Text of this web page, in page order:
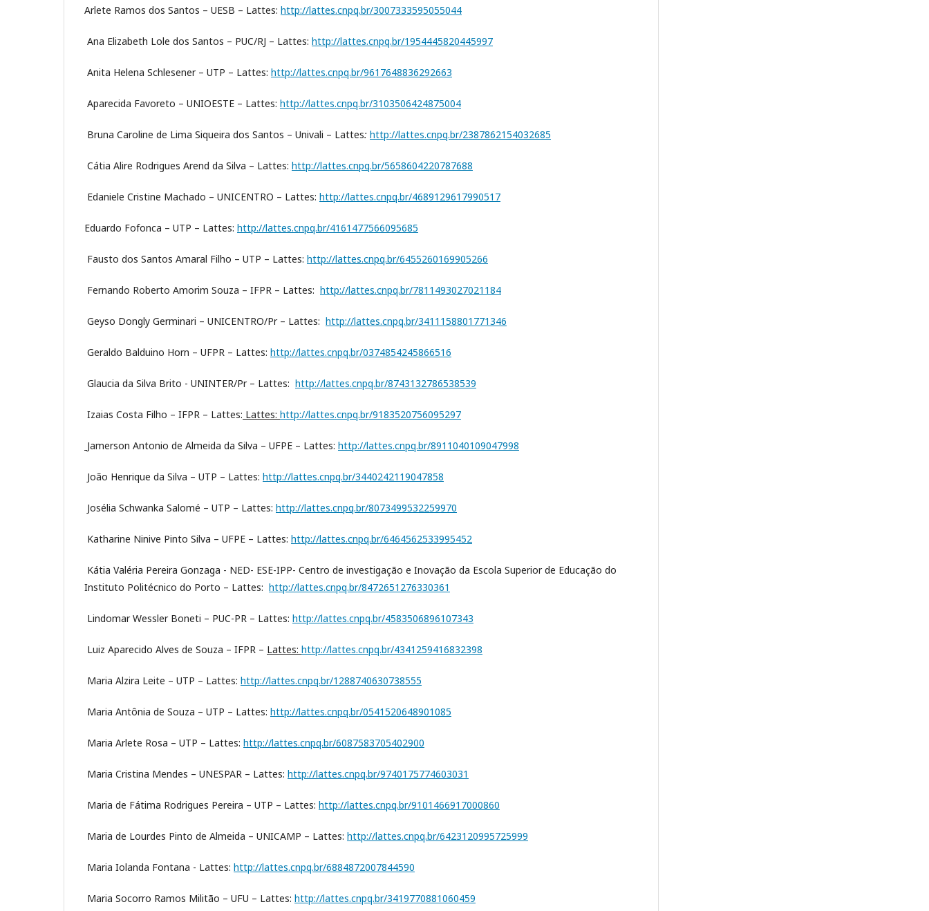
Arlete Ramos dos Santos – UESB – Lattes: http://lattes.cnpq.br/3007333595055044
Ana Elizabeth Lole dos Santos – PUC/RJ – Lattes: http://lattes.cnpq.br/1954445820445997
Anita Helena Schlesener – UTP – Lattes: http://lattes.cnpq.br/9617648836292663
Aparecida Favoreto – UNIOESTE – Lattes: http://lattes.cnpq.br/3103506424875004
Bruna Caroline de Lima Siqueira dos Santos – Univali – Lattes: http://lattes.cnpq.br/2387862154032685
Cátia Alire Rodrigues Arend da Silva – Lattes: http://lattes.cnpq.br/5658604220787688
Edaniele Cristine Machado – UNICENTRO – Lattes: http://lattes.cnpq.br/4689129617990517
Eduardo Fofonca – UTP – Lattes: http://lattes.cnpq.br/4161477566095685
Fausto dos Santos Amaral Filho – UTP – Lattes: http://lattes.cnpq.br/6455260169905266
Fernando Roberto Amorim Souza – IFPR – Lattes: http://lattes.cnpq.br/7811493027021184
Geyso Dongly Germinari – UNICENTRO/Pr – Lattes: http://lattes.cnpq.br/3411158801771346
Geraldo Balduino Horn – UFPR – Lattes: http://lattes.cnpq.br/0374854245866516
Glaucia da Silva Brito - UNINTER/Pr – Lattes: http://lattes.cnpq.br/8743132786538539
Izaias Costa Filho – IFPR – Lattes: Lattes: http://lattes.cnpq.br/9183520756095297
Jamerson Antonio de Almeida da Silva – UFPE – Lattes: http://lattes.cnpq.br/8911040109047998
João Henrique da Silva – UTP – Lattes: http://lattes.cnpq.br/3440242119047858
Josélia Schwanka Salomé – UTP – Lattes: http://lattes.cnpq.br/8073499532259970
Katharine Ninive Pinto Silva – UFPE – Lattes: http://lattes.cnpq.br/6464562533995452
Kátia Valéria Pereira Gonzaga - NED- ESE-IPP- Centro de investigação e Inovação da Escola Superior de Educação do
Instituto Politécnico do Porto – Lattes: http://lattes.cnpq.br/8472651276330361
Lindomar Wessler Boneti – PUC-PR – Lattes: http://lattes.cnpq.br/4583506896107343
Luiz Aparecido Alves de Souza – IFPR – Lattes: http://lattes.cnpq.br/4341259416832398
Maria Alzira Leite – UTP – Lattes: http://lattes.cnpq.br/1288740630738555
Maria Antônia de Souza – UTP – Lattes: http://lattes.cnpq.br/0541520648901085
Maria Arlete Rosa – UTP – Lattes: http://lattes.cnpq.br/6087583705402900
Maria Cristina Mendes – UNESPAR – Lattes: http://lattes.cnpq.br/9740175774603031
Maria de Fátima Rodrigues Pereira – UTP – Lattes: http://lattes.cnpq.br/9101466917000860
Maria de Lourdes Pinto de Almeida – UNICAMP – Lattes: http://lattes.cnpq.br/6423120995725999
Maria Iolanda Fontana - Lattes: http://lattes.cnpq.br/6884872007844590
Maria Socorro Ramos Militão – UFU – Lattes: http://lattes.cnpq.br/3419770881060459